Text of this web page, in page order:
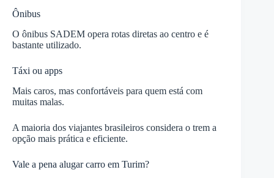
Ônibus
O ônibus SADEM opera rotas diretas ao centro e é
bastante utilizado.
Táxi ou apps
Mais caros, mas confortáveis para quem está com
muitas malas.
A maioria dos viajantes brasileiros considera o trem a
opção mais prática e eficiente.
Vale a pena alugar carro em Turim?